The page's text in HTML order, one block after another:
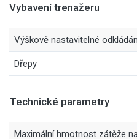
Vybavení trenažeru
Výškově nastavitelné
Dřepy
Technické parametry
Maximální hmotnost zátěže